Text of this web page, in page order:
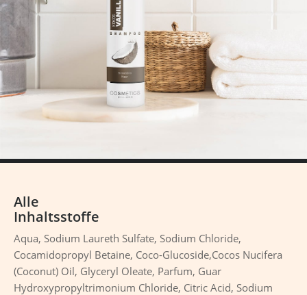
Alle
Inhaltsstoffe
Aqua, Sodium Laureth Sulfate, Sodium Chloride,
Cocamidopropyl Betaine, Coco-Glucoside,Cocos Nucifera
(Coconut) Oil, Glyceryl Oleate, Parfum, Guar
Hydroxypropyltrimonium Chloride, Citric Acid, Sodium